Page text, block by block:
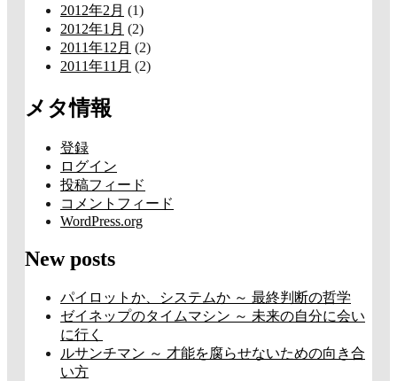
2012年2月 (1)
2012年1月 (2)
2011年12月 (2)
2011年11月 (2)
メタ情報
登録
ログイン
投稿フィード
コメントフィード
WordPress.org
New posts
パイロットか、システムか ～ 最終判断の哲学
ゼイネップのタイムマシン ～ 未来の自分に会い
に行く
ルサンチマン ～ 才能を腐らせないための向き合
い方